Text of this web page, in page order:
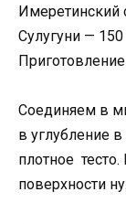
Имеретинский
Сулугуни — 150
Соединяем в
в углубление
плотное
поверхности